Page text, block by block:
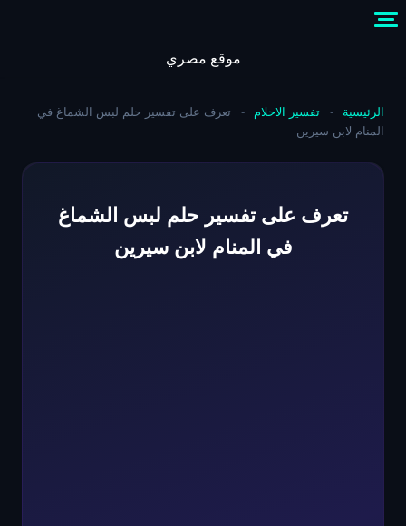
موقع مصري
الرئيسية - تفسير الاحلام -
تعرف على تفسير حلم لبس الشماغ في
المنام لابن سيرين
تعرف على تفسير حلم لبس الشماغ
في المنام لابن سيرين